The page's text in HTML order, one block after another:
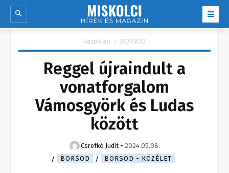
Kezdőlap BORSOD
Reggel újraindult a
vonatforgalom
Vámosgyörk és Ludas
között
Csrefkó Judit - 2024.05.08.
BORSOD
BORSOD - KÖZÉLET